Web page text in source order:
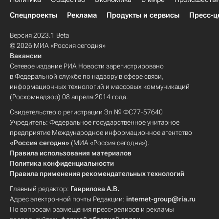
Спецпроекты
Реклама Продукты и сервисы Пресс-
Версия 2023.1 Beta
© 2026 МИА «Россия сегодня»
Вакансии
Сетевое издание РИА Новости зарегистрировано
в Федеральной службе по надзору в сфере связи,
информационных технологий и массовых коммуникаций
(Роскомнадзор) 08 апреля 2014 года.
Свидетельство о регистрации Эл № ФС77-57640
Учредитель: Федеральное государственное унитарное
предприятие Международное информационное агентство
«Россия сегодня» (МИА «Россия сегодня»).
Правила использования материалов
Политика конфиденциальности
Правила применения рекомендательных технологий
Главный редактор: Гаврилова А.В.
Адрес электронной почты Редакции: internet-group@ria.ru
По вопросам размещения пресс-релизов и рекламы